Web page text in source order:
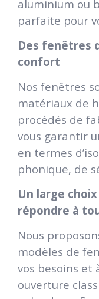
aluminium ou
parfaite pour
Des fenêtres
confort
Nos fenêtres
matériaux de
procédés de
vous garantir
en termes
phonique, de
Un large
répondre à
Nous
modèles de
vos besoins et
ouverture